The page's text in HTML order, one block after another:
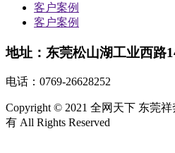
客户案例
客户案例
地址：东莞松山湖工业西路
电话： 0769-26628252
Copyright © 2021 全网天下 东莞
有 All Rights Reserved